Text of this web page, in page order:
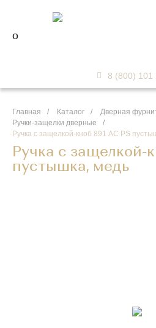
8 (800) 101
Главная / Каталог / Дверная
Ручки-защелки дверные
/
Ручка с защелкой-кноб 891 AC PS
Ручка с защелкой-
пустышка, медь